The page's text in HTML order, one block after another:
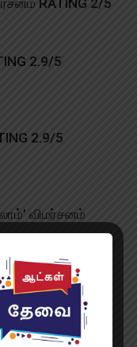
RATING 2/5
2.9/5
2.9/5
விமர்சனம்